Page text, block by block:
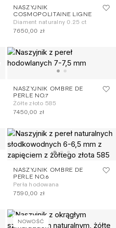
NASZYJNIK
COSMOPOLITAINE LIGNE
Diament naturalny 0.25 ct
7650,00 zł
NASZYJNIK OMBRE DE
PERLE NO.7
Żółte złoto 585
7450,00 zł
NASZYJNIK OMBRE DE
PERLE NO.6
Perła hodowana
7590,00 zł
NOWOŚĆ